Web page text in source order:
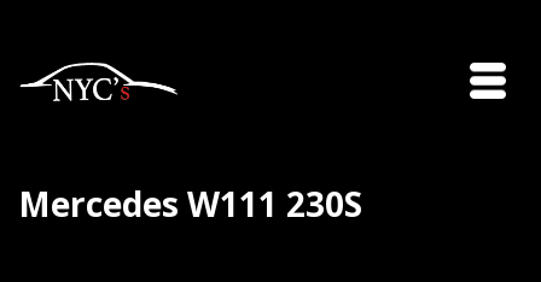
Mercedes W111 230S